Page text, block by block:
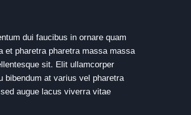
dui faucibus in ornare quam
et pharetra pharetra massa massa
sit. Elit ullamcorper
bibendum at varius vel pharetra
augue lacus viverra vitae